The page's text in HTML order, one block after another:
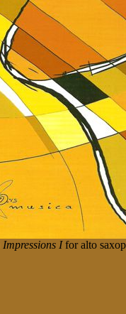
Impressions Ifor alto